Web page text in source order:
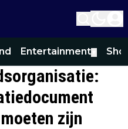
Entertainment
zijn